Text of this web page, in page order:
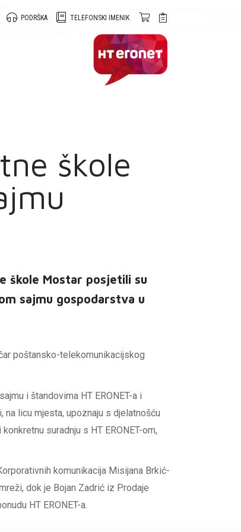
TELEFONSKI IMENIK
PODRŠKA
škole
škole Mostar posjetili su
sajmu gospodarstva u
poštansko-telekomunikacijskog
i štandovima HT ERONET-a i
licu mjesta, upoznaju s djelatnošću
suradnju s HT ERONET-om,
komunikacija Misijana Brkić-
dok je Bojan Zadrić iz Prodaje
HT ERONET-a.